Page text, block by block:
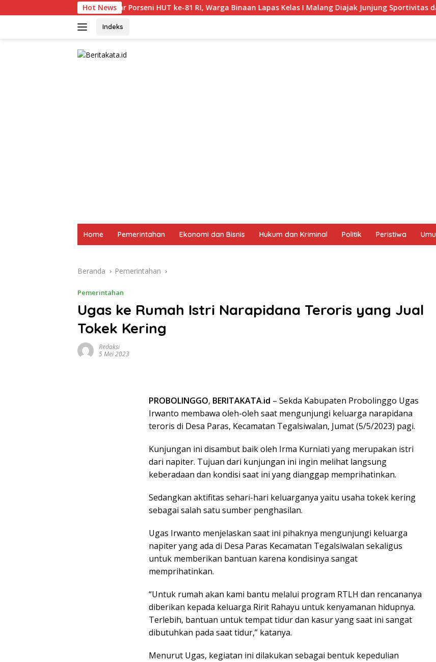
ke
Hot News
Gelar Porseni HUT ke-81 RI, Warga Binaan Lapas Kelas I Malang Diajak Junjung Sportivitas dan
Indeks
Home Pemerintahan Ekonomi dan Bisnis Hukum dan Kriminal Politik Peristiwa
Beranda Pemerintahan
Pemerintahan
Ugas ke Rumah Istri Narapidana Teroris yang Jual
Tokek Kering
Redaksi
5 Mei 2023
PROBOLINGGO, BERITAKATA.id – Sekda Kabupaten Probolinggo Ugas
Irwanto membawa oleh-oleh saat mengunjungi keluarga narapidana
teroris di Desa Paras, Kecamatan Tegalsiwalan, Jumat (5/5/2023) pagi.
Kunjungan ini disambut baik oleh Irma Kurniati yang merupakan istri
dari napiter. Tujuan dari kunjungan ini ingin melihat langsung
keberadaan dan kondisi saat ini yang dianggap memprihatinkan.
Sedangkan aktifitas sehari-hari keluarganya yaitu usaha tokek kering
sebagai salah satu sumber penghasilan.
Ugas Irwanto menjelaskan saat ini pihaknya mengunjungi keluarga
napiter yang ada di Desa Paras Kecamatan Tegalsiwalan sekaligus
untuk memberikan bantuan karena kondisinya sangat
memprihatinkan.
“Untuk rumah akan kami bantu melalui program RTLH dan rencananya
diberikan kepada keluarga Ririt Rahayu untuk kenyamanan hidupnya.
Terlebih, bantuan untuk tempat tidur dan kasur yang saat ini sangat
dibutuhkan pada saat tidur,” katanya.
Menurut Ugas, kegiatan ini dilakukan sebagai bentuk kepedulian